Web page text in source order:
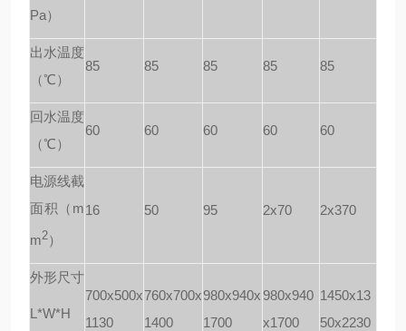
Pa）
出水温度
（℃）
85 85 85 85 85
回水温度
（℃）
60 60 60 60 60
电源线截
面积（m
m2）
16 50 95 2x70 2x370
外形尺寸
L*W*H
700x500x
1130
760x700x
1400
980x940x
1700
980x940
x1700
1450x13
50x2230